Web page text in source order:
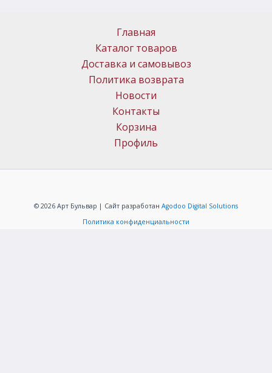
Главная
Каталог товаров
Доставка и самовывоз
Политика возврата
Новости
Контакты
Корзина
Профиль
© 2026 Арт Бульвар | Сайт разработан Agodoo Digital Solutions
Политика конфиденциальности